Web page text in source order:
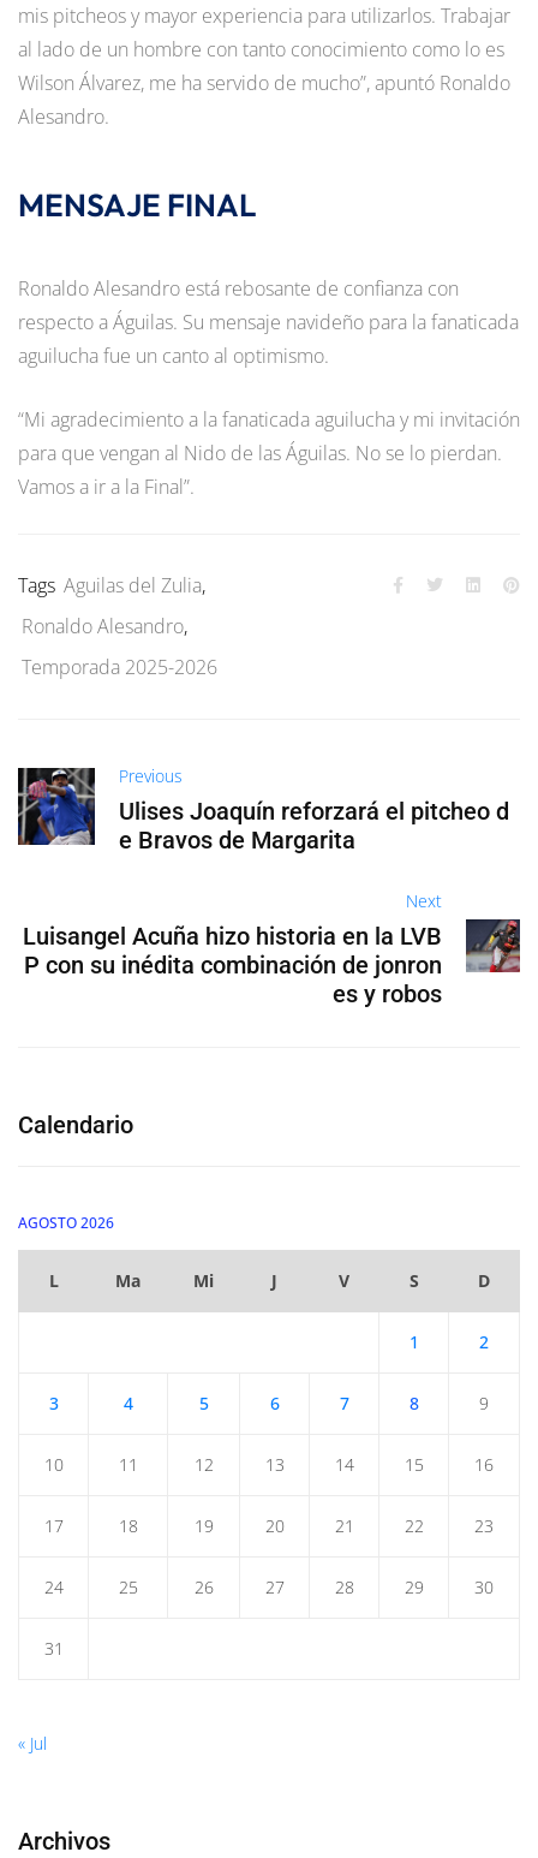
mis pitcheos y mayor experiencia para utilizarlos. Trabajar
al lado de un hombre con tanto conocimiento como lo es
Wilson Álvarez, me ha servido de mucho”, apuntó Ronaldo
Alesandro.
MENSAJE FINAL
Ronaldo Alesandro está rebosante de confianza con
respecto a Águilas. Su mensaje navideño para la fanaticada
aguilucha fue un canto al optimismo.
“Mi agradecimiento a la fanaticada aguilucha y mi invitación
para que vengan al Nido de las Águilas. No se lo pierdan.
Vamos a ir a la Final”.
Tags Aguilas del Zulia,
Ronaldo Alesandro,
Temporada 2025-2026
Previous
Ulises Joaquín reforzará el pitcheo d
e Bravos de Margarita
Next
Luisangel Acuña hizo historia en la LVB
P con su inédita combinación de jonron
es y robos
Calendario
AGOSTO 2026
L Ma Mi J V S D
1 2
3 4 5 6 7 8 9
10 11 12 13 14 15 16
17 18 19 20 21 22 23
24 25 26 27 28 29 30
31
« Jul
Archivos